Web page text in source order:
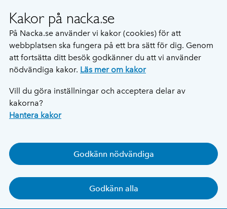
Kakor på nacka.se
På Nacka.se använder vi kakor (cookies) för att
webbplatsen ska fungera på ett bra sätt för dig. Genom
att fortsätta ditt besök godkänner du att vi använder
nödvändiga kakor. Läs mer om kakor
Vill du göra inställningar och acceptera delar av
kakorna?
Hantera kakor
Godkänn nödvändiga
Godkänn alla